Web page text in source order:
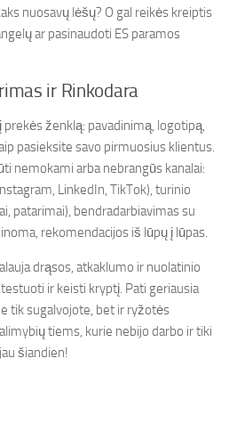
nuosavų lėšų? O gal reikės kreiptis
ar pasinaudoti ES paramos
ir Rinkodara
ženklą: pavadinimą, logotipą,
pasieksite savo pirmuosius klientus.
nemokami arba nebrangūs kanalai:
LinkedIn, TikTok), turinio
patarimai), bendradarbiavimas su
rekomendacijos iš lūpų į lūpas.
drąsos, atkaklumo ir nuolatinio
ir keisti kryptį. Pati geriausia
tik sugalvojote, bet ir ryžotės
tiems, kurie nebijo darbo ir tiki
šiandien!